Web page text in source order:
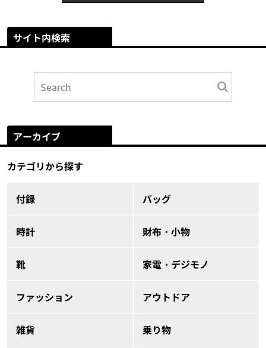
サイト内検索
アーカイブ
カテゴリから探す
付録 バッグ
時計 財布・小物
靴 家電・デジモノ
ファッション アウトドア
雑貨 乗り物